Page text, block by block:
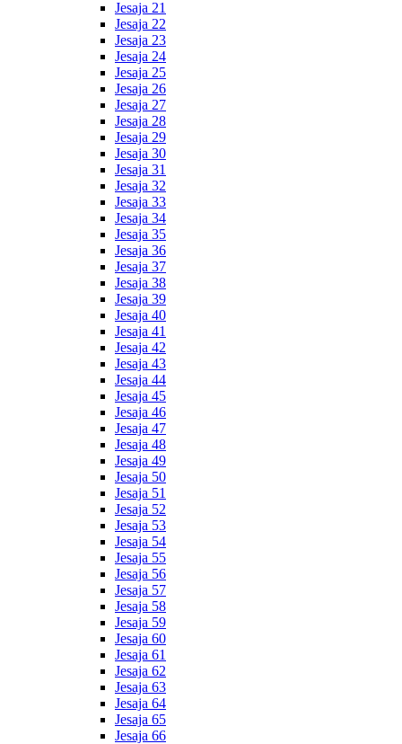
Jesaja 21
Jesaja 22
Jesaja 23
Jesaja 24
Jesaja 25
Jesaja 26
Jesaja 27
Jesaja 28
Jesaja 29
Jesaja 30
Jesaja 31
Jesaja 32
Jesaja 33
Jesaja 34
Jesaja 35
Jesaja 36
Jesaja 37
Jesaja 38
Jesaja 39
Jesaja 40
Jesaja 41
Jesaja 42
Jesaja 43
Jesaja 44
Jesaja 45
Jesaja 46
Jesaja 47
Jesaja 48
Jesaja 49
Jesaja 50
Jesaja 51
Jesaja 52
Jesaja 53
Jesaja 54
Jesaja 55
Jesaja 56
Jesaja 57
Jesaja 58
Jesaja 59
Jesaja 60
Jesaja 61
Jesaja 62
Jesaja 63
Jesaja 64
Jesaja 65
Jesaja 66